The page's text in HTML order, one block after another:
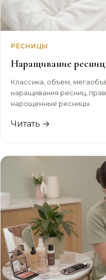
РЕСНИЦЫ
Наращивание
Классика, объём,
наращивания ресниц,
нарощенные ресницы.
Читать →